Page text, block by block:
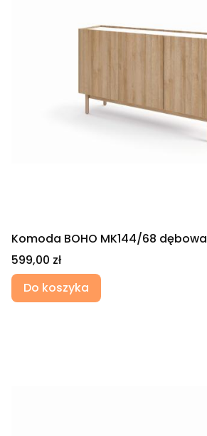
Komoda BOHO MK144/68 dębowa
Cena
599,00 zł
Do koszyka